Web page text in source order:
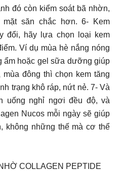
đó còn kiểm soát bã nhờn,
săn chắc hơn. 6- Kem
đổi, hãy lựa chọn loại kem
Ví dụ mùa hè nắng nóng
ẩm hoặc gel sữa dưỡng giúp
đông thì chọn kem tăng
trạng khô ráp, nứt nẻ. 7- Và
uống nghỉ ngơi đều độ, và
Nucos mỗi ngày sẽ giúp
không những thế mà cơ thể
COLLAGEN PEPTIDE